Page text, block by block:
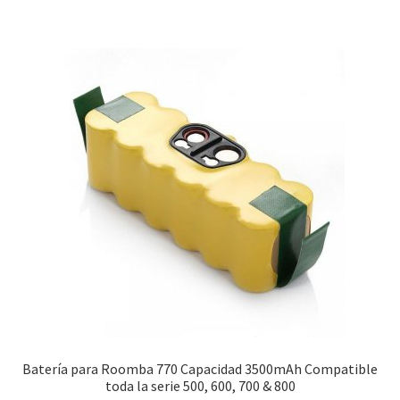
Batería para Roomba 770 Capacidad 3500mAh Compatible
toda la serie 500, 600, 700 & 800